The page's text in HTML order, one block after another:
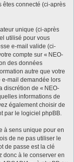
êtes connecté (ci-après
unique (ci-après
utilisé pour vous
e-mail valide (ci-
compte sur « NEO-
des données
autre que votre
e-mail demandée lors
discrétion de « NEO-
informations de
également choisir de
par le logiciel phpBB.
à sens unique pour en
de ne pas utiliser le
de passe est la clé
donc à le conserver en